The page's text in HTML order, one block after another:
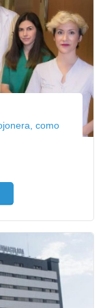
como